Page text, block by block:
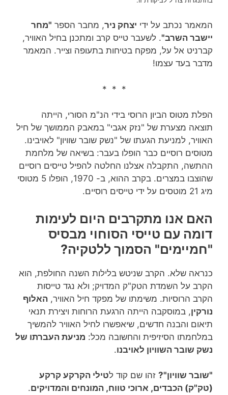
המאמר נכתב על ידי יצחק ניר, מחבר הספר "מחר
יישבר השרב". לשעבר טייס קרב ומתכנן בחיל האוויר,
קברניט אל על, מפקח בטיחות בתעופה וצייר. המאמר
מדבר בעד עצמו!
* * *
הפלת מטוס הביון הרוסי בידי הנ"מ הסורי, הייתה
תוצאה מצערת של "נזק אגבי" במאבק הממושך של חיל
האוויר, למניעת הגעתו של "נשק שובר שוויון" לאויבינו.
מטוסים רוסיים כבר הופלו בעבר: בשיאה של מלחמת
ההתשה, התקבלה אצלנו החלטה להפיל טייסים רוסיים
שהוצבו במצרים. בקרב ההוא, ב- 1970, הופלו 5 מטוסי
מיג 21 מוטסים על ידי טייסים רוסיים.
האם אנו מתקרבים היום לעימות
דומה עם טייסי הסוחוי מבסיס
"חמיימים" הסמוך ללטקיה?
כנראה שלא. הקרב שניטש בלילות השנה החולפת, הוא
הקרב על השמדת הטק"ק המדויק; ולא נגד טייסות
הקרב הרוסיות. משימתו של מפקד חיל האוויר, האלוף
נורקין, במוסקבה הייתה הרגעת הרוחות ויצירת תנאי
תיאום והבנה חדשים, שיאפשרו לחיל האוויר להמשיך
במלחמתו הסיזיפית והחשובה מכל: מניעת העברתו של
נשק שובר השוויון לאויבנו.
"שובר שוויון"? זהו שם קוד לטילי הקרקע קרקע
(טק"ק) הכבדים, ארוכי טווח, המונחים והמדויקים.